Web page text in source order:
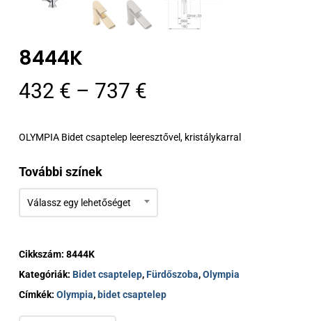
8444K
432 € – 737 €Ártartomány:
-
OLYMPIA Bidet csaptelep leeresztővel, kristálykarral
További színek
Válassz egy lehetőséget
Cikkszám: 8444K
Kategóriák: Bidet csaptelep,Fürdőszoba,Olympia
Címkék: Olympia, bidet csaptelep